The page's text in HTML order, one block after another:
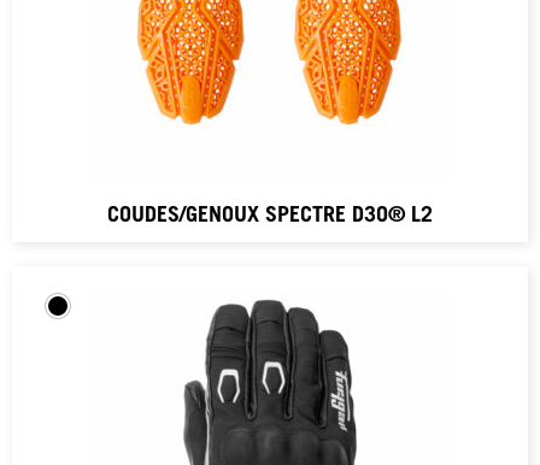
COUDES/GENOUX SPECTRE D3O® L2